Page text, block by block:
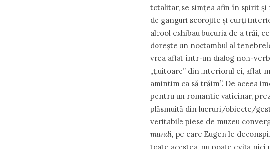
totalitar, se simțea afin în spirit și
de ganguri scorojite și curți
alcool exhibau bucuria de a trăi,
dorește un noctambul al
vrea aflat într-un dialog non-
„țiuitoare” din interiorul ei, aflat
amintim ca să trăim”. De aceea
pentru un romantic vaticinar,
plăsmuită din lucruri/obiecte/
veritabile piese de muzeu
mundi, pe care Eugen le
toate acestea, nu poate evita